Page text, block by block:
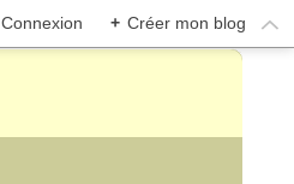
Connexion + Créer mon blog